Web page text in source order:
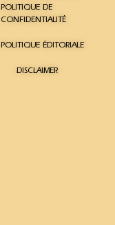
POLITIQUE DE
CONFIDENTIALITÉ
POLITIQUE ÉDITORIALE
DISCLAIMER